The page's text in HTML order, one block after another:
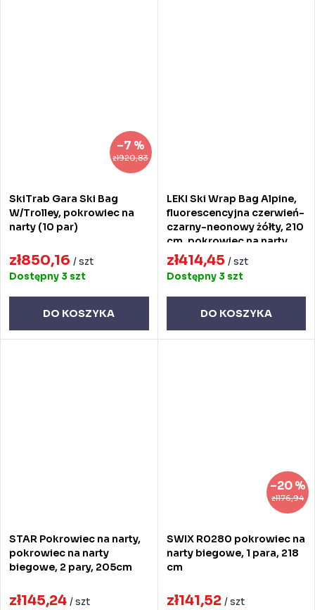
zł920,83
–7 %
SkiTrab Gara Ski Bag
W/Trolley, pokrowiec na
narty (10 par)
zł850,16 / szt
Dostępny 3 szt
DO KOSZYKA
LEKI Ski Wrap Bag Alpine,
fluorescencyjna czerwień-
czarny-neonowy żółty, 210
cm, pokrowiec na narty
zł414,45 / szt
Dostępny 3 szt
DO KOSZYKA
STAR Pokrowiec na narty,
pokrowiec na narty
biegowe, 2 pary, 205cm
zł145,24 / szt
zł176,94
–20 %
SWIX R0280 pokrowiec na
narty biegowe, 1 para, 218
cm
zł141,52 / szt